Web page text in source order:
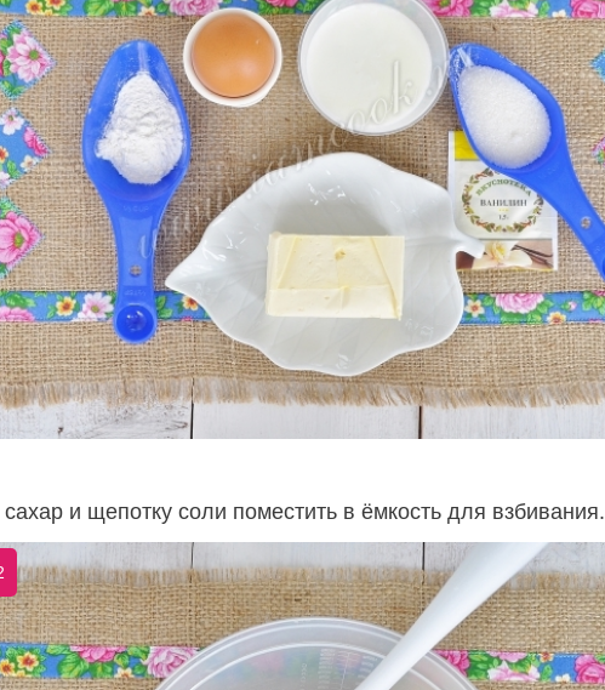
и щепотку соли поместить в ёмкость для взбивания.